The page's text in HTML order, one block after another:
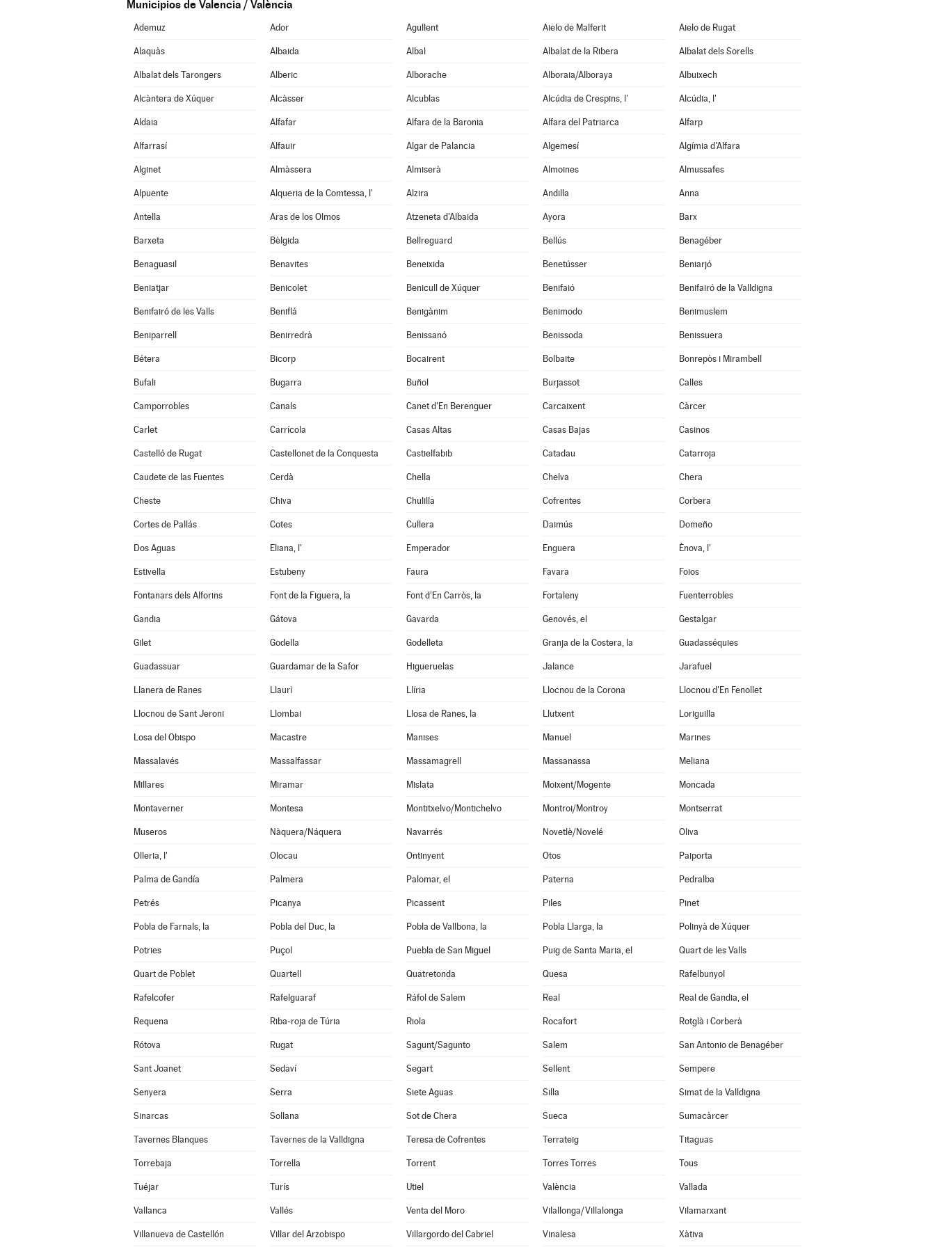
Municipios de Valencia / València
Ademuz Ador Agullent Aielo de Malferit Aielo de Rugat
Alaquàs Albaida Albal Albalat de la Ribera Albalat dels Sorells
Albalat dels Tarongers Alberic Alborache Alboraia/Alboraya Albuixech
Alcàntera de Xúquer Alcàsser Alcublas Alcúdia de Crespins, l' Alcúdia, l'
Aldaia Alfafar Alfara de la Baronia Alfara del Patriarca Alfarp
Alfarrasí Alfauir Algar de Palancia Algemesí Algímia d'Alfara
Alginet Almàssera Almiserà Almoines Almussafes
Alpuente Alqueria de la Comtessa, l' Alzira Andilla Anna
Antella Aras de los Olmos Atzeneta d'Albaida Ayora Barx
Barxeta Bèlgida Bellreguard Bellús Benagéber
Benaguasil Benavites Beneixida Benetússer Beniarjó
Beniatjar Benicolet Benicull de Xúquer Benifaió Benifairó de la Valldigna
Benifairó de les Valls Beniflá Benigànim Benimodo Benimuslem
Beniparrell Benirredrà Benissanó Benissoda Benissuera
Bétera Bicorp Bocairent Bolbaite Bonrepòs i Mirambell
Bufali Bugarra Buñol Burjassot Calles
Camporrobles Canals Canet d'En Berenguer Carcaixent Càrcer
Carlet Carrícola Casas Altas Casas Bajas Casinos
Castelló de Rugat Castellonet de la Conquesta Castielfabib Catadau Catarroja
Caudete de las Fuentes Cerdà Chella Chelva Chera
Cheste Chiva Chulilla Cofrentes Corbera
Cortes de Pallás Cotes Cullera Daimús Domeño
Dos Aguas Eliana, l' Emperador Enguera Ènova, l'
Estivella Estubeny Faura Favara Foios
Fontanars dels Alforins Font de la Figuera, la Font d'En Carròs, la Fortaleny Fuenterrobles
Gandia Gátova Gavarda Genovés, el Gestalgar
Gilet Godella Godelleta Granja de la Costera, la Guadasséquies
Guadassuar Guardamar de la Safor Higueruelas Jalance Jarafuel
Llanera de Ranes Llaurí Llíria Llocnou de la Corona Llocnou d'En Fenollet
Llocnou de Sant Jeroni Llombai Llosa de Ranes, la Llutxent Loriguilla
Losa del Obispo Macastre Manises Manuel Marines
Massalavés Massalfassar Massamagrell Massanassa Meliana
Millares Miramar Mislata Moixent/Mogente Moncada
Montaverner Montesa Montitxelvo/Montichelvo Montroi/Montroy Montserrat
Museros Nàquera/Náquera Navarrés Novetlè/Novelé Oliva
Olleria, l' Olocau Ontinyent Otos Paiporta
Palma de Gandía Palmera Palomar, el Paterna Pedralba
Petrés Picanya Picassent Piles Pinet
Pobla de Farnals, la Pobla del Duc, la Pobla de Vallbona, la Pobla Llarga, la Polinyà de Xúquer
Potries Puçol Puebla de San Miguel Puig de Santa Maria, el Quart de les Valls
Quart de Poblet Quartell Quatretonda Quesa Rafelbunyol
Rafelcofer Rafelguaraf Ráfol de Salem Real Real de Gandia, el
Requena Riba-roja de Túria Riola Rocafort Rotglà i Corberà
Rótova Rugat Sagunt/Sagunto Salem San Antonio de Benagéber
Sant Joanet Sedaví Segart Sellent Sempere
Senyera Serra Siete Aguas Silla Simat de la Valldigna
Sinarcas Sollana Sot de Chera Sueca Sumacàrcer
Tavernes Blanques Tavernes de la Valldigna Teresa de Cofrentes Terrateig Titaguas
Torrebaja Torrella Torrent Torres Torres Tous
Tuéjar Turís Utiel València Vallada
Vallanca Vallés Venta del Moro Vilallonga/Villalonga Vilamarxant
Villanueva de Castellón Villar del Arzobispo Villargordo del Cabriel Vinalesa Xàtiva